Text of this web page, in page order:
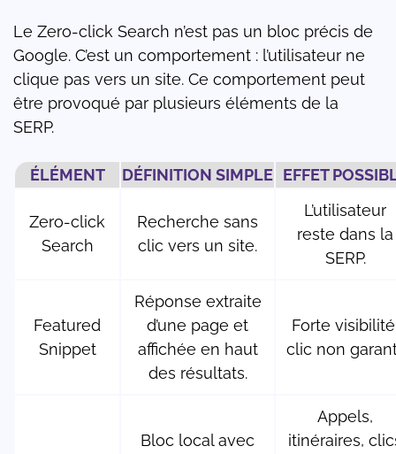
Le Zero-click Search n’est pas un bloc précis de
Google. C’est un comportement : l’utilisateur ne
clique pas vers un site. Ce comportement peut
être provoqué par plusieurs éléments de la
SERP.
ÉLÉMENT DÉFINITION SIMPLE EFFET
Zero-click
Search
Recherche sans
clic vers un site.
L’utilisateur
reste dans la
SERP.
Featured
Snippet
Réponse extraite
d’une page et
affichée en haut
des résultats.
Forte
clic non
Bloc local avec
Appels,
itinéraires,